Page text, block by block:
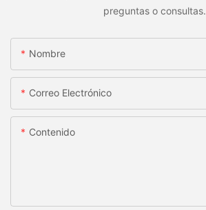
preguntas o consultas.
Nombre
Correo Electrónico
Contenido